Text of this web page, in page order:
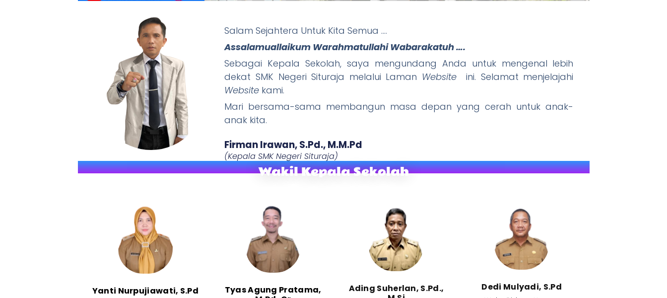
SMKN Situraja
" JAWARA (Jago Dina Elmu, Wani Tandang, Rajin Ibadah) "
Salam Sejahtera Untuk Kita Semua ….
Assalamuallaikum Warahmatullahi Wabarakatuh ….
Sebagai Kepala Sekolah, saya mengundang Anda untuk mengenal lebih
dekat SMK Negeri Situraja melalui Laman Website ini. Selamat menjelajahi
Website kami.
Mari bersama-sama membangun masa depan yang cerah untuk anak-
anak kita.
Firman Irawan, S.Pd., M.M.Pd​
(Kepala SMK Negeri Situraja)
Wakil Kepala Sekolah
Yanti Nurpujiawati, S.Pd
Tyas Agung Pratama,
Ading Suherlan, S.Pd.,
Dedi Mulyadi, S.Pd​